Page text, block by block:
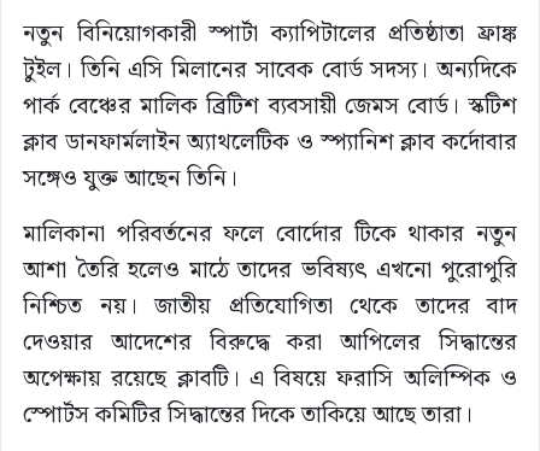
নতুন বিনিয়োগকারী স্পার্টা ক্যাপিটালের প্রতিষ্ঠাতা ফ্রাঙ্ক
টুইল। তিনি এসি মিলানের সাবেক বোর্ড সদস্য। অন্যদিকে
পার্ক বেঞ্চের মালিক ব্রিটিশ ব্যবসায়ী জেমস বোর্ড। স্কটিশ
ক্লাব ডানফার্মলাইন অ্যাথলেটিক ও স্প্যানিশ ক্লাব কর্দোবার
সঙ্গেও যুক্ত আছেন তিনি।
মালিকানা পরিবর্তনের ফলে বোর্দোর টিকে থাকার নতুন
আশা তৈরি হলেও মাঠে তাদের ভবিষ্যৎ এখনো পুরোপুরি
নিশ্চিত নয়। জাতীয় প্রতিযোগিতা থেকে তাদের বাদ
দেওয়ার আদেশের বিরুদ্ধে করা আপিলের সিদ্ধান্তের
অপেক্ষায় রয়েছে ক্লাবটি। এ বিষয়ে ফরাসি অলিম্পিক ও
স্পোর্টস কমিটির সিদ্ধান্তের দিকে তাকিয়ে আছে তারা।